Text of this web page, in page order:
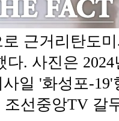
근거리탄도
. 사진은
일 '화성포-
선중앙TV 갈